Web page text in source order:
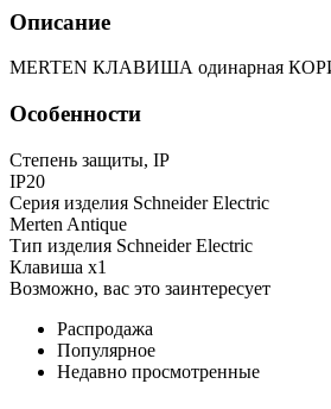
Описание
MERTEN КЛАВИША одинарная
Особенности
Степень защиты, IP
IP20
Серия изделия Schneider Electric
Merten Antique
Тип изделия Schneider Electric
Клавиша х1
Возможно, вас это заинтересует
Распродажа
Популярное
Недавно просмотренные